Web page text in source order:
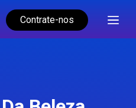
Contrate-nos